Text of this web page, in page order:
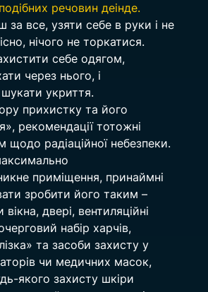
речовин деінде.
за все, узяти себе в руки і не
нічого не торкатися.
себе одягом,
через нього, і
укриття.
прихистку та його
рекомендації тотожні
щодо радіаційної небезпеки.
приміщення, принаймні
зробити його таким –
двері, вентиляційні
набір харчів,
та засоби захисту у
чи медичних масок,
якого захисту шкіри